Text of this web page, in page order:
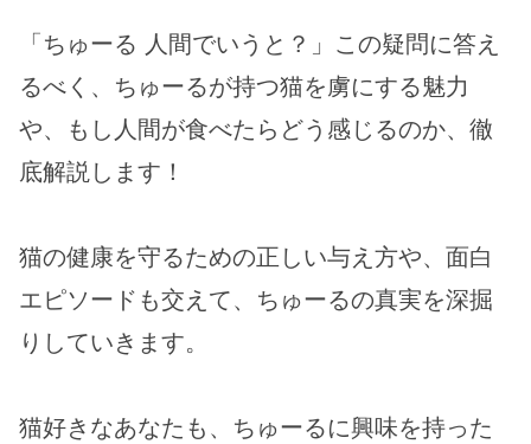
「ちゅーる 人間でいうと？」この疑問に答え
るべく、ちゅーるが持つ猫を虜にする魅力
や、もし人間が食べたらどう感じるのか、徹
底解説します！
猫の健康を守るための正しい与え方や、面白
エピソードも交えて、ちゅーるの真実を深掘
りしていきます。
猫好きなあなたも、ちゅーるに興味を持った